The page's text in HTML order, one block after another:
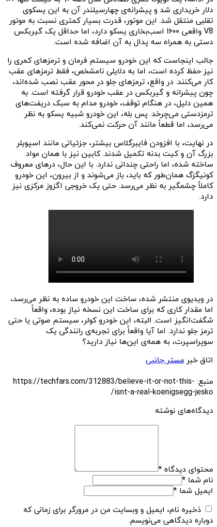
دلار خریداری شد و پیشرانه‌ی چهارسیلندر آن به این یسکو‌ی
تقلبی منتقل شد. این موتور، قدرت بسیار کمتری نسبت به موتور
V8 واقعی ۱۶۰۰ اسب‌بخاری یسکو دارد، اما حداقل یک گیربکس
دستی به همراه سه پدال به آن اضافه شده است.
جالب اینجاست که این خودرو سیستم فرمان و ترمزهای کمری را
نیز حفظ کرده است، اما به دلایلی نامشخص، فقط ترمزهای عقب
کار می‌کنند. در واقع، ترمزهای جلو در محور عقب نصب شده‌اند،
چون پیشرانه و گیربکس در عقب خودرو قرار گرفته است. به
همین دلیل، در هنگام توقف، خودرو مدام به سبک دریفت‌های
ترمزدستی می‌چرخد. پس بله، این خودرو شبیه یسکو به نظر
می‌رسد، اما قطعاً مانند آن حرکت نمی‌کند.
در نهایت، با افزودن فایبرگلاس بیشتر، جزئیاتی مانند اسپویلر
بزرگ آن و کیت بدنه تکمیل شدند. کابین نیز با همان مواد
ساخته شده، اما راحتی چندانی ندارد. با این حال، درهای معروف
کونیگزگ همان‌طور که باید، باز می‌شوند و از بیرون، این خودرو
کاملاً چشمگیر به نظر می‌رسد. حتی یک خروجی اگزوز مرکزی نیز
دارد.
در ویدیوی منتشر شده، ساخت این خودرو ساده به نظر می‌رسد،
اما مقدار کاری که برای ساخت این نسخه نیاز بوده، واقعاً
شگفت‌انگیز است. البته، این خودرو کولر، سیستم صوتی یا حتی
ترمز جلو ندارد. اما آیا واقعاً برای تجربه‌ی رانندگی یک
سوپراسپرت، به همه‌ی این‌ها نیاز دارید؟
اتاق خبر مستر جانبی
منبع: https://techfars.com/312883/believe-it-or-not-this-
isnt-a-real-koenigsegg-jesko/
دیدگاه‌های نوشته
محتوای دیدگاه *
نام شما *
ایمیل شما *
ذخیره نام، ایمیل و وبسایت من در مرورگر برای زمانی که
دوباره دیدگاهی می‌نویسم.